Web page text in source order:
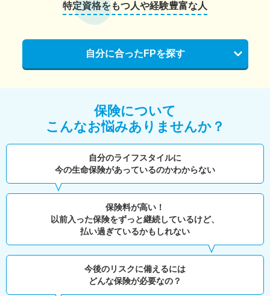
特定資格をもつ人や経験豊富な人
自分に合ったFPを探す
保険について
こんなお悩みありませんか？
自分のライフスタイルに
今の生命保険があっているのかわからない
保険料が高い！
以前入った保険をずっと継続しているけど、
払い過ぎているかもしれない
今後のリスクに備えるには
どんな保険が必要なの？